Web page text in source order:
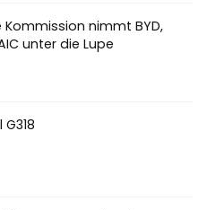
Kommission nimmt BYD,
unter die Lupe